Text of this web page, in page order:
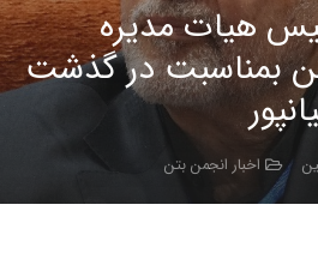
هیات مدیره
بمناسبت در گذشت
اخبار انجمن بتن